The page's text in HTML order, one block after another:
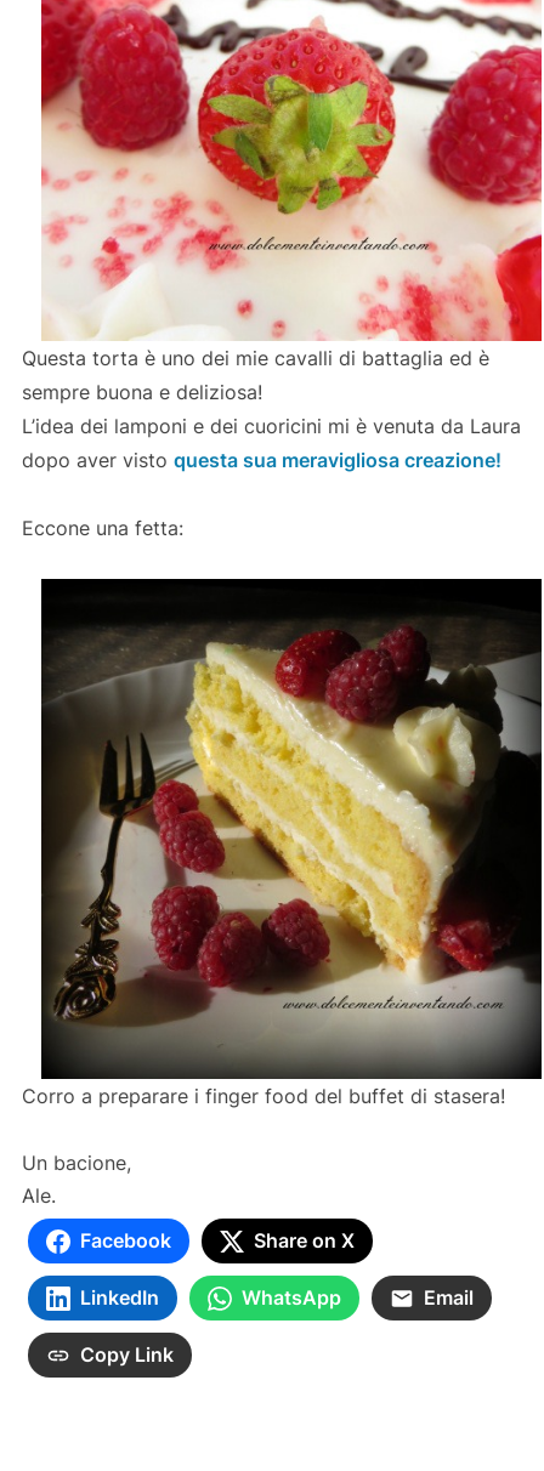
Questa torta è uno dei mie cavalli di battaglia ed è
sempre buona e deliziosa!
L’idea dei lamponi e dei cuoricini mi è venuta da Laura
dopo aver visto questa sua meravigliosa creazione!
Eccone una fetta:
Corro a preparare i finger food del buffet di stasera!
Un bacione,
Ale.
Facebook
Share on X
LinkedIn WhatsApp Email
Copy Link